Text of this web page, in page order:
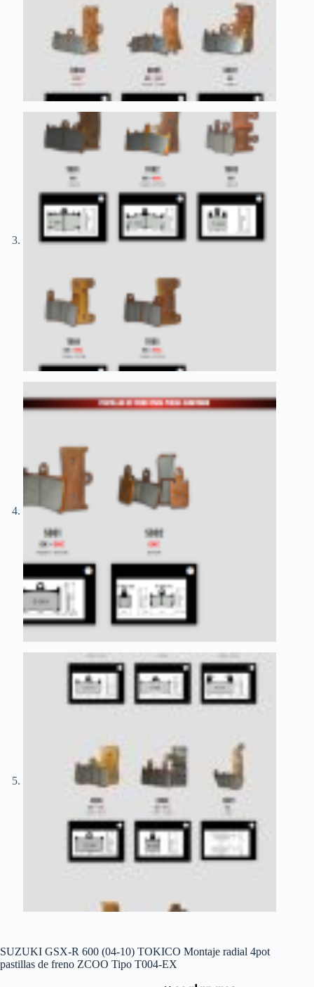
SUZUKI GSX-R 600 (04-10) TOKICO Montaje radial 4pot
pastillas de freno ZCOO Tipo T004-EX